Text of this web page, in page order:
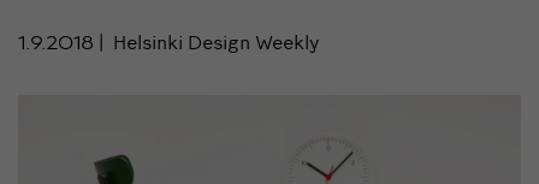
1.9.2018 Helsinki Design Weekly